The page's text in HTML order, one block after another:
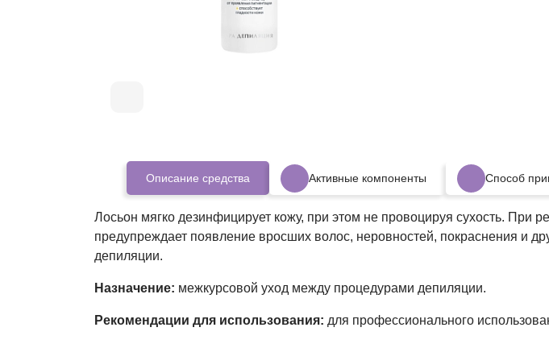
Описание средства Активные компоненты Способ
Лосьон мягко дезинфицирует кожу, при этом не провоцируя сухость. При
предупреждает появление вросших волос, неровностей, покраснения и
депиляции.
Назначение: межкурсовой уход между процедурами депиляции.
Рекомендации для использования: для профессионального